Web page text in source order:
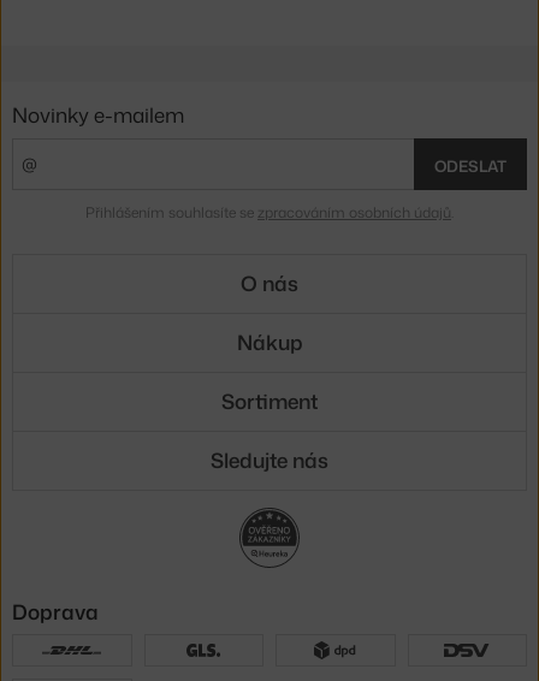
Novinky e-mailem
ODESLAT
Přihlášením souhlasíte se zpracováním osobních údajů
O nás
Nákup
Sortiment
Sledujte nás
Doprava